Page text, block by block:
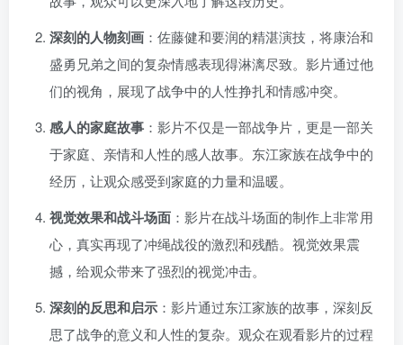
深刻的人物刻画 ：佐藤健和要润的精湛演技，将康治和
盛勇兄弟之间的复杂情感表现得淋漓尽致。影片通过他
们的视角，展现了战争中的人性挣扎和情感冲突。
感人的家庭故事 ：影片不仅是一部战争片，更是一部关
于家庭、亲情和人性的感人故事。东江家族在战争中的
经历，让观众感受到家庭的力量和温暖。
视觉效果和战斗场面 ：影片在战斗场面的制作上非常用
心，真实再现了冲绳战役的激烈和残酷。视觉效果震
撼，给观众带来了强烈的视觉冲击。
深刻的反思和启示 ：影片通过东江家族的故事，深刻反
思了战争的意义和人性的复杂。观众在观看影片的过程